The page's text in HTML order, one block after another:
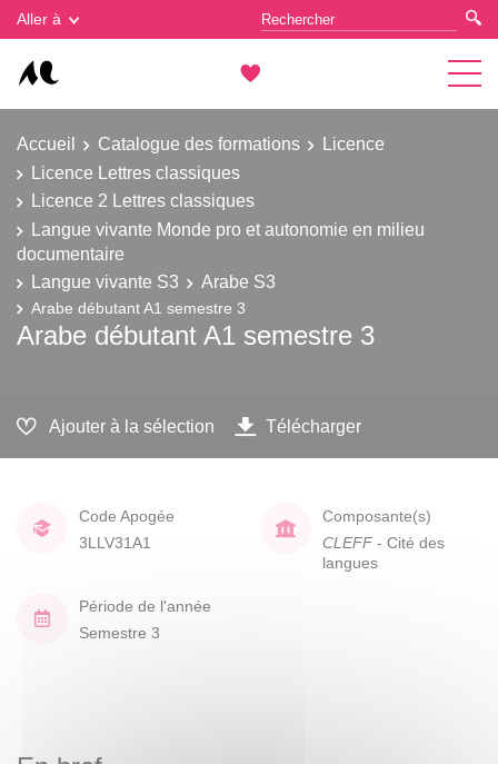
Aller à
Accueil Catalogue des formations
Licence
Licence Lettres classiques
Licence 2 Lettres classiques
Langue vivante Monde pro et autonomie en milieu
documentaire
Langue vivante S3
Arabe S3
Arabe débutant A1 semestre 3
Arabe débutant A1 semestre 3
Ajouter à la sélection Télécharger
Code Apogée
3LLV31A1
Composante(s)
CLEFF - Cité des
langues
Période de l'année
Semestre 3
Gestion des cookies